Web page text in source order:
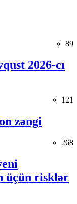
89
2026-cı
121
zəngi
268
üçün risklər